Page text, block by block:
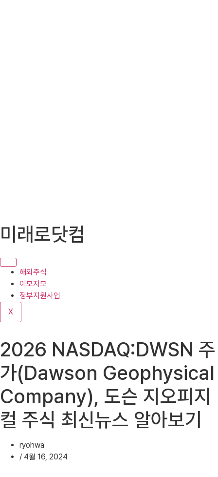
텐
로
기
미래로닷컴
해외주식
이모저모
정부지원사업
X
2026 NASDAQ:DWSN 주
가(Dawson Geophysical
Company), 도슨 지오피지
컬 주식 최신뉴스 알아보기
ryohwa
/ 4월 16, 2024